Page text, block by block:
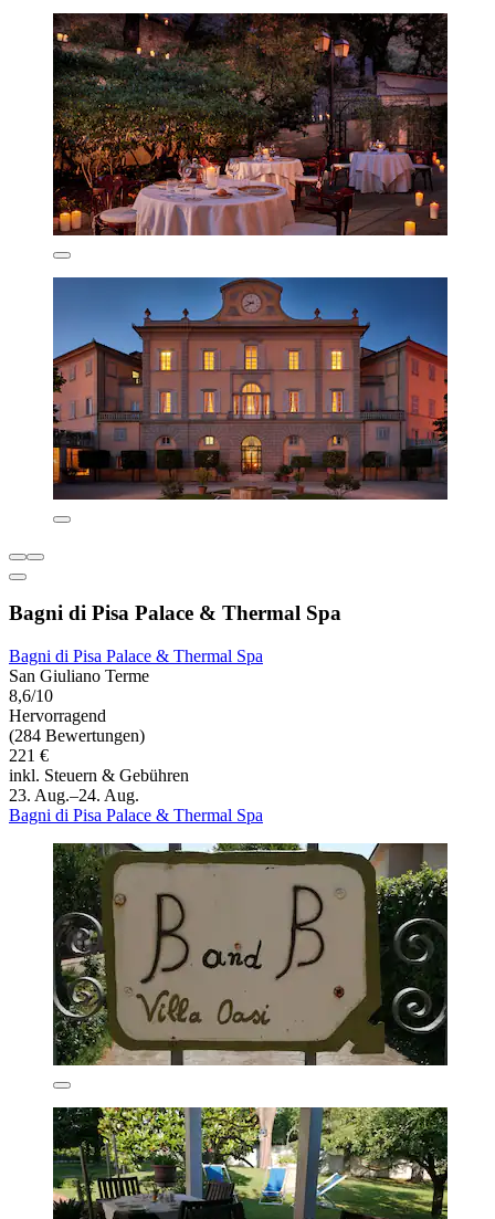
Bagni di Pisa Palace & Thermal Spa
Bagni di Pisa Palace & Thermal Spa
San Giuliano Terme
8,6/10
Hervorragend
(284 Bewertungen)
221 €
inkl. Steuern & Gebühren
23. Aug.–24. Aug.
Bagni di Pisa Palace & Thermal Spa